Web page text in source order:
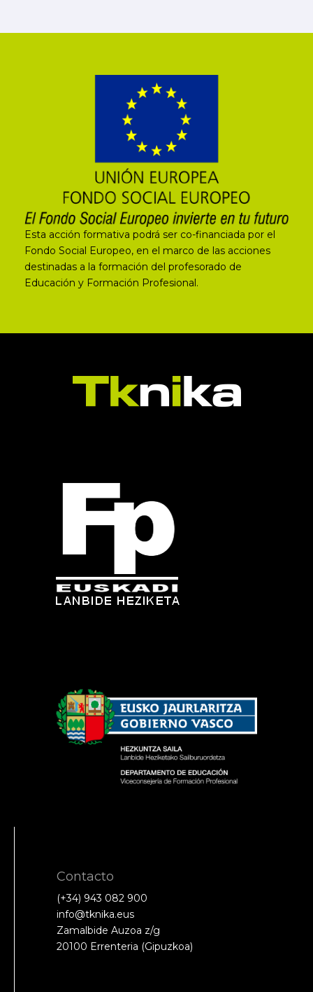
Esta acción formativa podrá ser co-financiada por el
Fondo Social Europeo, en el marco de las acciones
destinadas a la formación del profesorado de
Educación y Formación Profesional.
Contacto
(+34) 943 082 900
info@tknika.eus
Zamalbide Auzoa z/g
20100 Errenteria (Gipuzkoa)